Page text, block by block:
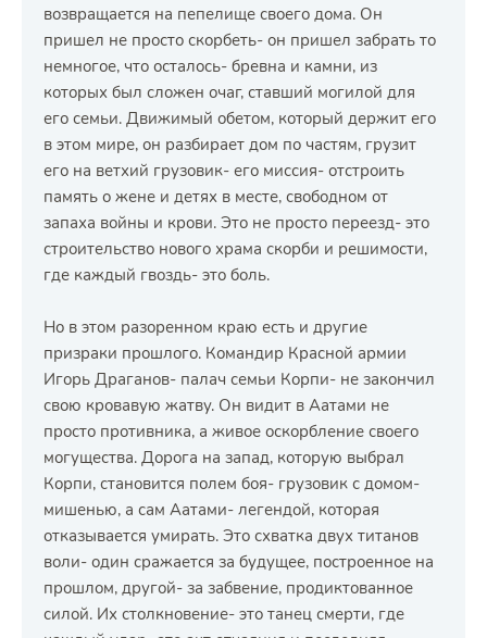
возвращается на пепелище своего дома. Он
пришел не просто скорбеть- он пришел забрать то
немногое, что осталось- бревна и камни, из
которых был сложен очаг, ставший могилой для
его семьи. Движимый обетом, который держит его
в этом мире, он разбирает дом по частям, грузит
его на ветхий грузовик- его миссия- отстроить
память о жене и детях в месте, свободном от
запаха войны и крови. Это не просто переезд- это
строительство нового храма скорби и решимости,
где каждый гвоздь- это боль.
Но в этом разоренном краю есть и другие
призраки прошлого. Командир Красной армии
Игорь Драганов- палач семьи Корпи- не закончил
свою кровавую жатву. Он видит в Аатами не
просто противника, а живое оскорбление своего
могущества. Дорога на запад, которую выбрал
Корпи, становится полем боя- грузовик с домом-
мишенью, а сам Аатами- легендой, которая
отказывается умирать. Это схватка двух титанов
воли- один сражается за будущее, построенное на
прошлом, другой- за забвение, продиктованное
силой. Их столкновение- это танец смерти, где